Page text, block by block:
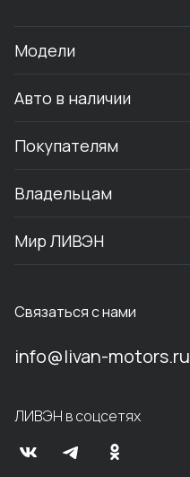
Модели
Авто в наличии
Покупателям
Владельцам
Мир ЛИВЭН
Связаться с нами
info@livan-motors.ru
ЛИВЭН в соцсетях